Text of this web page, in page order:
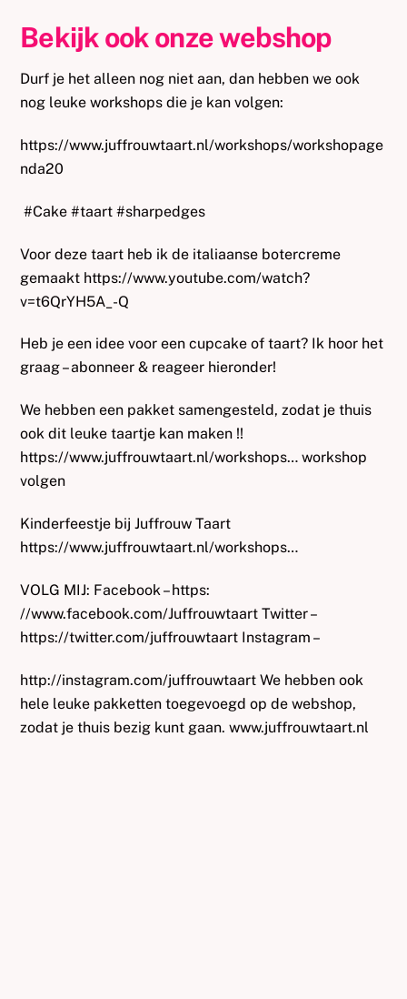
Bekijk ook onze webshop
Durf je het alleen nog niet aan, dan hebben we ook
nog leuke workshops die je kan volgen:
https://www.juffrouwtaart.nl/workshops/workshopage
nda20
#Cake #taart #sharpedges
Voor deze taart heb ik de italiaanse botercreme
gemaakt https://www.youtube.com/watch?
v=t6QrYH5A_-Q
Heb je een idee voor een cupcake of taart? Ik hoor het
graag – abonneer & reageer hieronder!
We hebben een pakket samengesteld, zodat je thuis
ook dit leuke taartje kan maken !!
https://www.juffrouwtaart.nl/workshops… workshop
volgen
Kinderfeestje bij Juffrouw Taart
https://www.juffrouwtaart.nl/workshops…
VOLG MIJ: Facebook – https:
//www.facebook.com/Juffrouwtaart Twitter –
https://twitter.com/juffrouwtaart Instagram –
http://instagram.com/juffrouwtaart We hebben ook
hele leuke pakketten toegevoegd op de webshop,
zodat je thuis bezig kunt gaan. www.juffrouwtaart.nl